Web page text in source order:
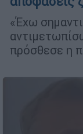
«Έχω
πρόσθεσε η